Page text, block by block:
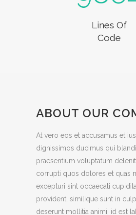
Lines Of
Code
ABOUT OUR
At vero eos et accusamus et
dignissimos ducimus qui
praesentium voluptatum
corrupti quos dolores et quas
excepturi sint occaecati
provident, similique sunt in
deserunt mollitia animi, id est